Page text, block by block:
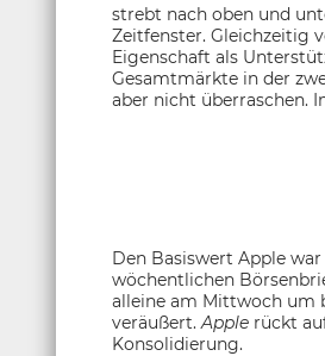
strebt nach oben und
Zeitfenster. Gleichzeitig
Eigenschaft als
Gesamtmärkte in der
aber nicht überraschen.
Den Basiswert Apple
wöchentlichen
alleine am Mittwoch um
veräußert.Apple rückt
Konsolidierung.